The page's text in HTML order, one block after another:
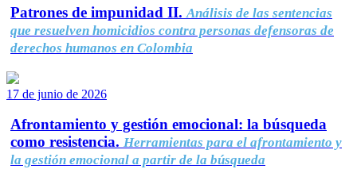
Patrones de impunidad II. Análisis de las sentencias
que resuelven homicidios contra personas defensoras de
derechos humanos en Colombia
17 de junio de 2026
Afrontamiento y gestión emocional: la búsqueda
como resistencia. Herramientas para el afrontamiento y
la gestión emocional a partir de la búsqueda